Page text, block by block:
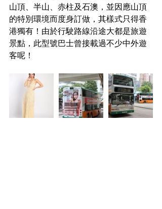
山頂、半山、赤柱及石澳，並因應山頂
的特別環境而度身訂做，其樣式只得香
港獨有！由於行駛路線沿途大都是旅遊
景點，此型號巴士曾接載過不少中外遊
客呢！